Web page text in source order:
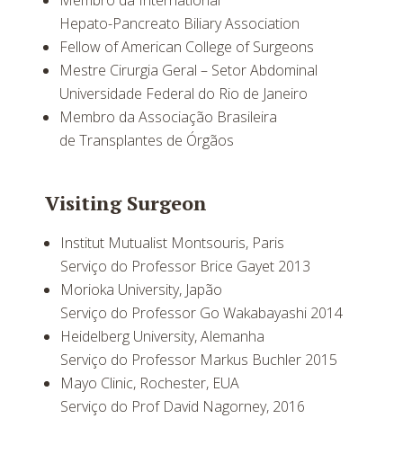
Hepato-Pancreato Biliary Association
Fellow of American College of Surgeons
Mestre Cirurgia Geral – Setor Abdominal
Universidade Federal do Rio de Janeiro
Membro da Associação Brasileira
de Transplantes de Órgãos
Visiting Surgeon
Institut Mutualist Montsouris, Paris
Serviço do Professor Brice Gayet 2013
Morioka University, Japão
Serviço do Professor Go Wakabayashi 2014
Heidelberg University, Alemanha
Serviço do Professor Markus Buchler 2015
Mayo Clinic, Rochester, EUA
Serviço do Prof David Nagorney, 2016